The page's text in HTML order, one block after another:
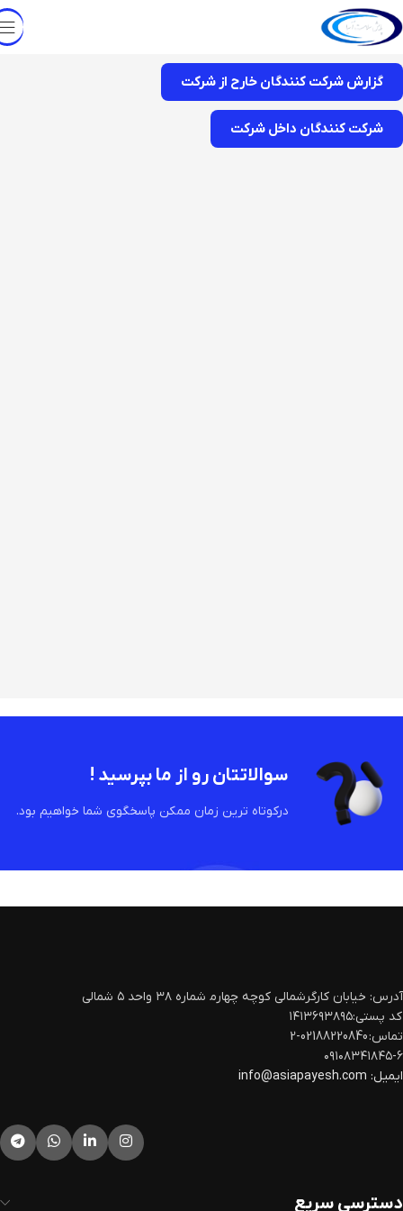
گزارش شرکت کنندگان خارح از شرکت
شرکت کنندگان داخل شرکت
سوالاتتان رو از ما بپرسید !
درکوتاه ترین زمان ممکن پاسخگوی شما خواهیم بود.
آدرس: خیابان کارگرشمالی کوچه چهارم‍ شماره ۳۸ واحد ۵ شمالی
کد پستی:۱۴۱۳۶۹۳۸۹۵
تماس: 02188220840-2
۰۹۱۰۸۳۴۱۸۴۵-۶
ایمیل:
دسترسی سریع